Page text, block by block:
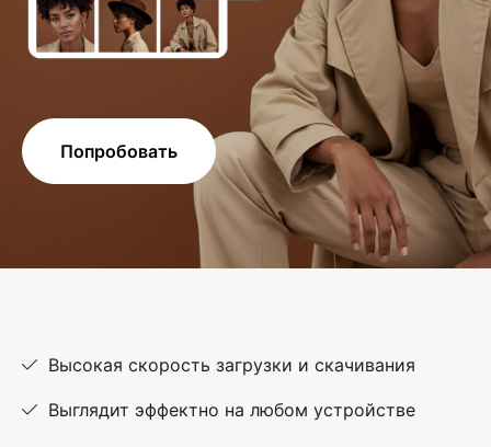
Попробовать
Высокая скорость загрузки и скачивания
Выглядит эффектно на любом устройстве